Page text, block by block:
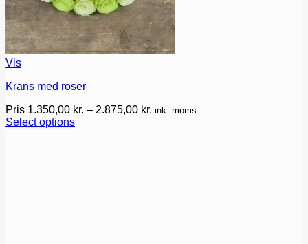
Vis
Krans med roser
Pris 1.350,00 kr. – 2.875,00 kr. Prisinterval:
ink. moms
Select options